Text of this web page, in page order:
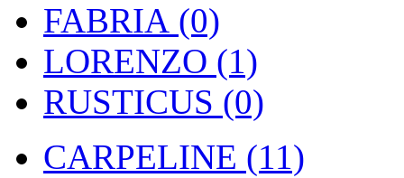
FABRIA (0)
LORENZO (1)
RUSTICUS (0)
CARPELINE (11)